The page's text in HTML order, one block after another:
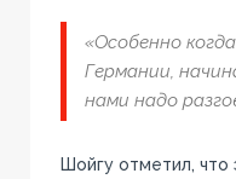
«Особенно
Германии,
нами надо
Шойгу отметил,